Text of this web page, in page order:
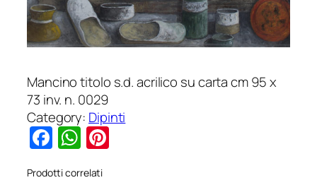
Mancino titolo s.d. acrilico su carta cm 95 x
73 inv. n. 0029
Category: Dipinti
Facebook
WhatsApp
Prodotti correlati